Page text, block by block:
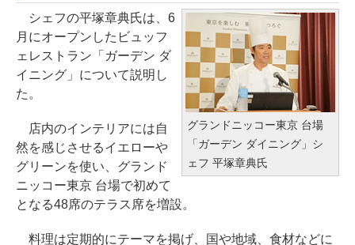
グランドニッコー東京 台場
「ガーデン ダイニング」シ
ェフ 平塚章典氏
シェフの平塚章典氏は、6
月にオープンしたビュッフ
ェレストラン「ガーデン ダ
イニング」について説明し
た。
店内のインテリアには自
然を感じさせるイエローや
グリーンを使い、グランド
ニッコー東京 台場で初めて
となる48席のテラス席を増設。
料理は定期的にテーマを掲げ、国や地域、食材などに